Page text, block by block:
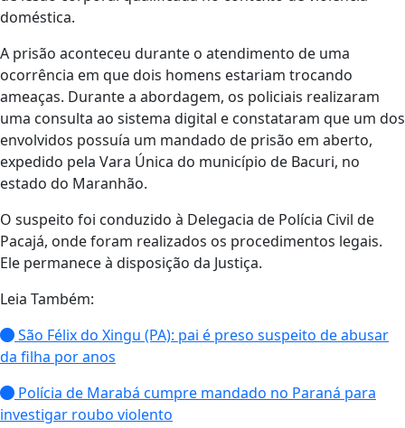
doméstica.
A prisão aconteceu durante o atendimento de uma
ocorrência em que dois homens estariam trocando
ameaças. Durante a abordagem, os policiais realizaram
uma consulta ao sistema digital e constataram que um dos
envolvidos possuía um mandado de prisão em aberto,
expedido pela Vara Única do município de Bacuri, no
estado do Maranhão.
O suspeito foi conduzido à Delegacia de Polícia Civil de
Pacajá, onde foram realizados os procedimentos legais.
Ele permanece à disposição da Justiça.
Leia Também:
São Félix do Xingu (PA): pai é preso suspeito de abusar
da filha por anos
Polícia de Marabá cumpre mandado no Paraná para
investigar roubo violento